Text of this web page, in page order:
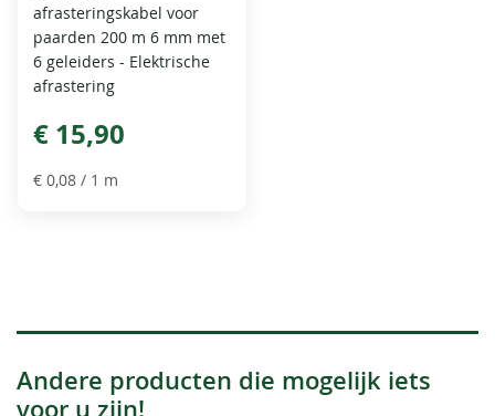
afrasteringskabel voor
paarden 200 m 6 mm met
6 geleiders - Elektrische
afrastering
€ 15,90
€ 0,08 / 1 m
Andere producten die mogelijk iets
voor u zijn!